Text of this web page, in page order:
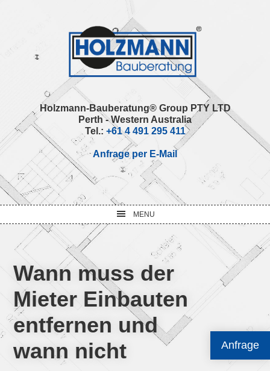
Anfrage
navigation
Holzmann-Bauberatung® Group PTY LTD
Perth - Western Australia
Tel.: +61 4 491 295 411
Anfrage per E-Mail
MENU
Wann muss der
Mieter Einbauten
entfernen und
wann nicht